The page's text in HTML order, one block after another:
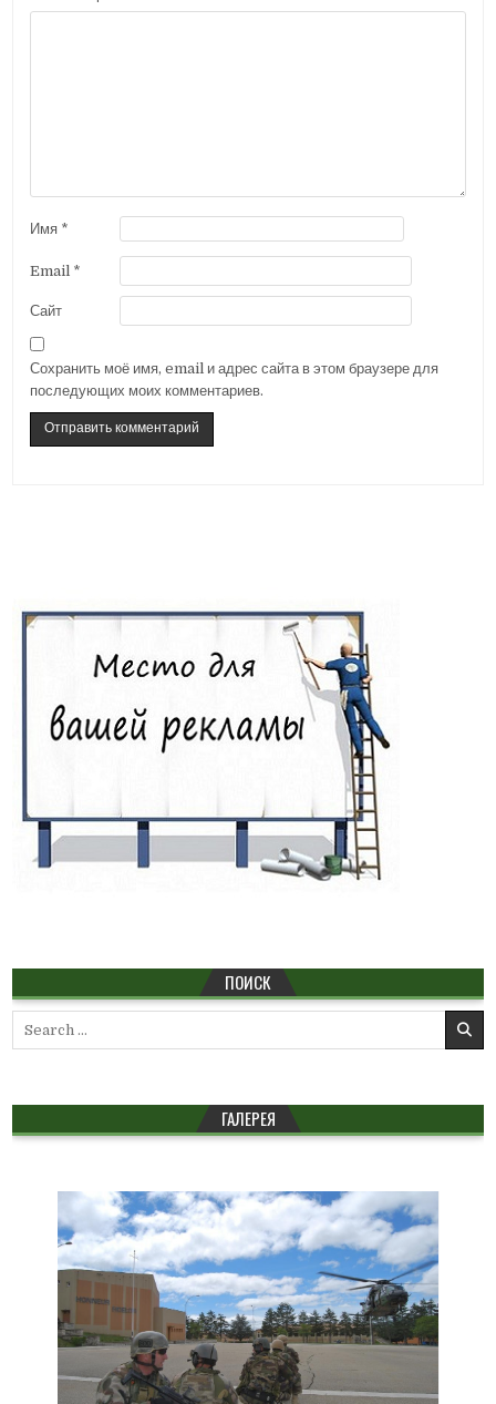
Имя *
Email *
Сайт
Сохранить моё имя, email и адрес сайта в этом браузере для
последующих моих комментариев.
ПОИСК
ГАЛЕРЕЯ